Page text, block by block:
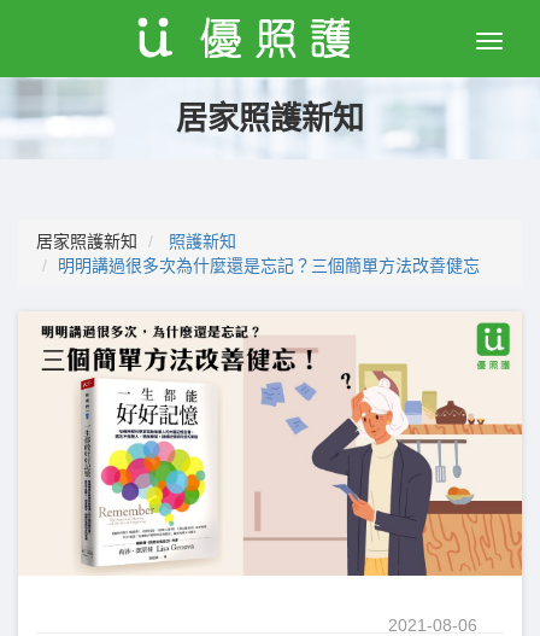
Toggle
居家照護新知
居家照護新知
照護新知
明明講過很多次為什麼還是忘記？三個簡單方法改善健忘
2021-08-06